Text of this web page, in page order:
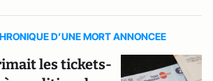
D’UNE MORT ANNONCEE
les tickets-